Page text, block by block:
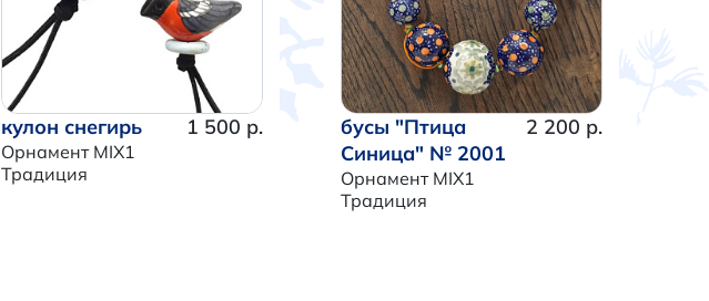
кулон снегирь
Орнамент MIX1
Традиция
1 500 р.
бусы "Птица
Синица" № 2001
Орнамент MIX1
Традиция
2 200 р.